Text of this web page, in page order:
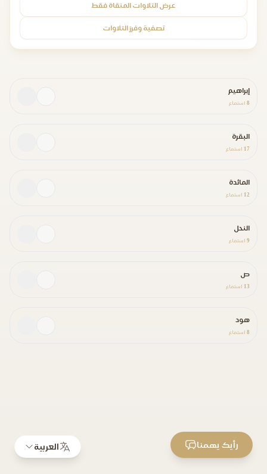
عرض التلاوات المنقاة فقط
تصفية وفرز التلاوات
إبراهيم
8 استماع
البقرة
17 استماع
المائدة
12 استماع
النحل
9 استماع
ص
13 استماع
هود
8 استماع
العربية رأيك يهمنا